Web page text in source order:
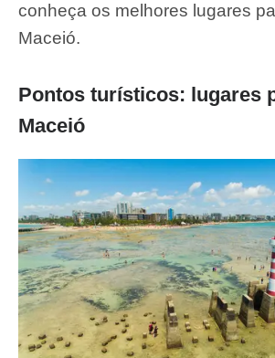
conheça os melhores lugares
Maceió.
Pontos turísticos: lugares
Maceió